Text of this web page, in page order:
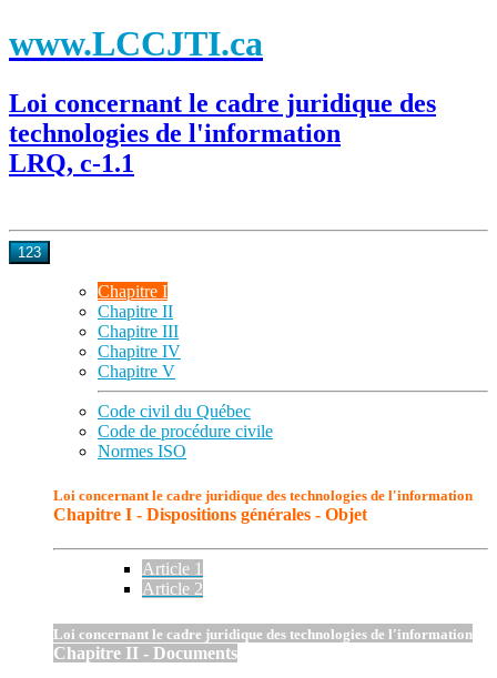
www.LCCJTI.ca
Loi concernant le cadre juridique des
technologies de l'information
LRQ, c-1.1
123
Chapitre I
Chapitre II
Chapitre III
Chapitre IV
Chapitre V
Code civil du Québec
Code de procédure civile
Normes ISO
Loi concernant le cadre juridique des technologies de l'information
Chapitre I - Dispositions générales - Objet
Article 1
Article 2
Loi concernant le cadre juridique des technologies de l'information
Chapitre II - Documents